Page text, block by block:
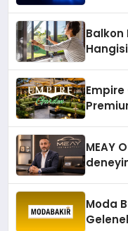
Balkon
MEAY
Moda